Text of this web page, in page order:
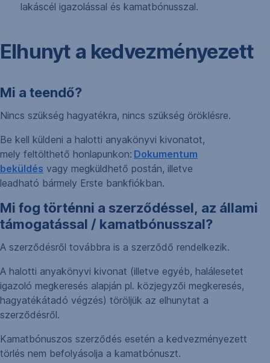
lakáscél igazolással és kamatbónusszal.
Elhunyt a kedvezményezett
Mi a teendő?
Nincs szükség hagyatékra, nincs szükség öröklésre.
Be kell küldeni a halotti anyakönyvi kivonatot,
mely feltölthető honlapunkon: Dokumentum
beküldés vagy megküldhető postán, illetve
leadható bármely Erste bankfiókban.
Mi fog történni a szerződéssel, az állami
támogatással / kamatbónusszal?
A szerződésről továbbra is a szerződő rendelkezik.
A halotti anyakönyvi kivonat (illetve egyéb, halálesetet
igazoló megkeresés alapján pl. közjegyzői megkeresés,
hagyatékátadó végzés) töröljük az elhunytat a
szerződésről.
Kamatbónuszos szerződés esetén a kedvezményezett
törlés nem befolyásolja a kamatbónuszt.